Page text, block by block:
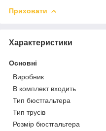
Приховати
Характеристики
Основні
Виробник
В комплект входить
Тип бюстгальтера
Тип трусів
Розмір бюстгальтера